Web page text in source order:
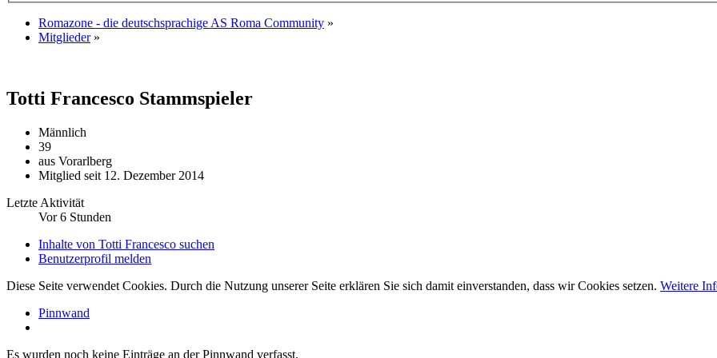
Romazone - die deutschsprachige AS Roma Community »
Mitglieder »
Totti Francesco Stammspieler
Männlich
39
aus Vorarlberg
Mitglied seit 12. Dezember 2014
Letzte Aktivität
Vor 6 Stunden
Inhalte von Totti Francesco suchen
Benutzerprofil melden
Diese Seite verwendet Cookies. Durch die Nutzung unserer Seite erklären Sie sich damit einverstanden, dass wir Cookies setzen. Weitere
Pinnwand
Es wurden noch keine Einträge an der Pinnwand verfasst.